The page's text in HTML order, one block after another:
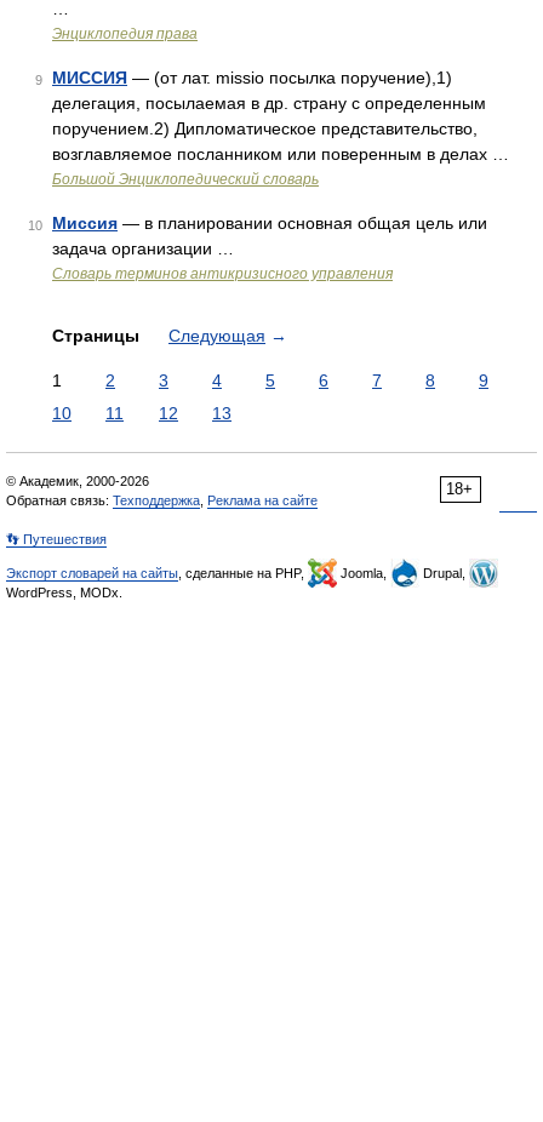
Энциклопедия права
9 МИССИЯ — (от лат. missio посылка поручение),1)
делегация, посылаемая в др. страну с определенным
поручением.2) Дипломатическое представительство,
возглавляемое посланником или поверенным в делах …
Большой Энциклопедический словарь
10 Миссия — в планировании основная общая цель или
задача организации …
Словарь терминов антикризисного управления
Страницы Следующая →
1 2 3 4 5 6 7 8
9
10
11 12 13
18+
© Академик, 2000-2026
Обратная связь: Техподдержка Реклама на сайте
👣 Путешествия
Экспорт словарей на сайты , сделанные на PHP, Joomla,
Drupal,
WordPress, MODx.